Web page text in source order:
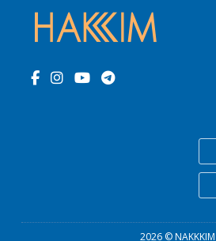
2026 © NAKKKIM